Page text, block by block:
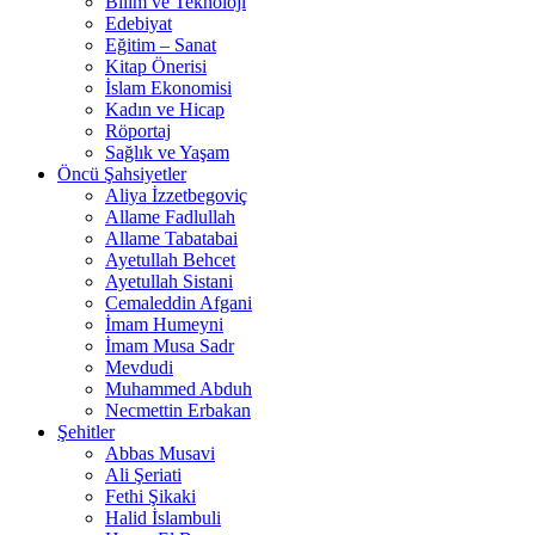
Edebiyat
Eğitim – Sanat
Kitap Önerisi
İslam Ekonomisi
Kadın ve Hicap
Röportaj
Sağlık ve Yaşam
Öncü Şahsiyetler
Aliya İzzetbegoviç
Allame Fadlullah
Allame Tabatabai
Ayetullah Behcet
Ayetullah Sistani
Cemaleddin Afgani
İmam Humeyni
İmam Musa Sadr
Mevdudi
Muhammed Abduh
Necmettin Erbakan
Şehitler
Abbas Musavi
Ali Şeriati
Fethi Şikaki
Halid İslambuli